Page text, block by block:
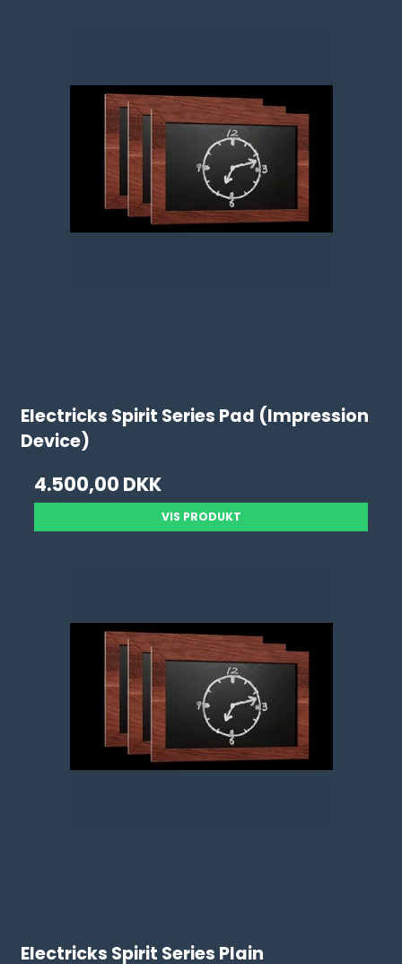
Electricks Spirit Series Pad (Impression
Device)
4.500,00 DKK
VIS PRODUKT
Electricks Spirit Series Plain